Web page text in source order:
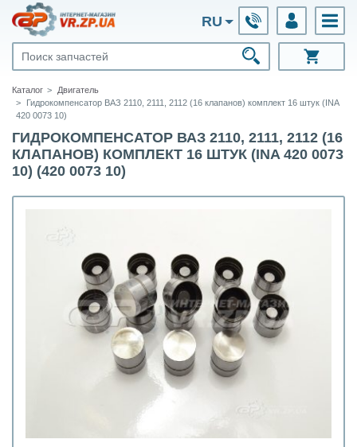
RU
Каталог
Двигатель
Гидрокомпенсатор ВАЗ 2110, 2111, 2112 (16 клапанов) комплект 16 штук (INA
420 0073 10)
ГИДРОКОМПЕНСАТОР ВАЗ 2110, 2111, 2112 (16
КЛАПАНОВ) КОМПЛЕКТ 16 ШТУК (INA 420 0073
10) (420 0073 10)